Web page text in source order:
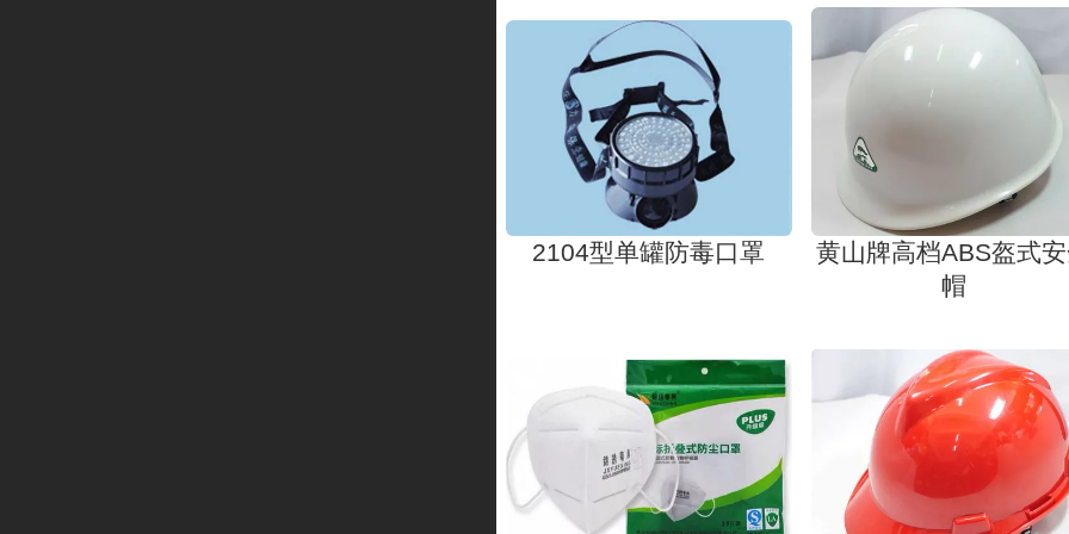
2104型单罐防毒口罩
黄山牌高档ABS盔式
帽